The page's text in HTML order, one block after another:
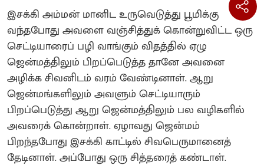
இசக்கி அம்மன் மானிட உருவெடுத்து பூமிக்கு
வந்தபோது அவளை வஞ்சித்துக் கொன்றுவிட்ட ஒரு
செட்டியாரைப் பழி வாங்கும் விதத்தில் ஏழு
ஜென்மத்திலும் பிறப்பெடுத்த தானே அவனை
அழிக்க சிவனிடம் வரம் வேண்டினாள். ஆறு
ஜென்மங்களிலும் அவளும் செட்டியாரும்
பிறப்பெடுத்து ஆறு ஜென்மத்திலும் பல வழிகளில்
அவரைக் கொன்றாள். ஏழாவது ஜென்மம்
பிறந்தபோது இசக்கி காட்டில் சிவபெருமானைத்
தேடினாள். அப்போது ஒரு சித்தரைத் கண்டாள்.